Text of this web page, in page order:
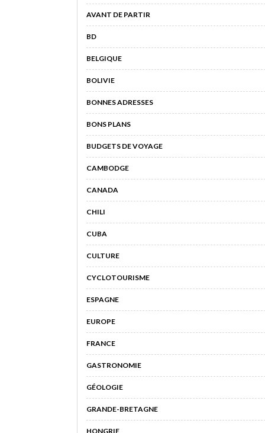
AVANT DE PARTIR
BD
BELGIQUE
BOLIVIE
BONNES ADRESSES
BONS PLANS
BUDGETS DE VOYAGE
CAMBODGE
CANADA
CHILI
CUBA
CULTURE
CYCLOTOURISME
ESPAGNE
EUROPE
FRANCE
GASTRONOMIE
GÉOLOGIE
GRANDE-BRETAGNE
HONGRIE